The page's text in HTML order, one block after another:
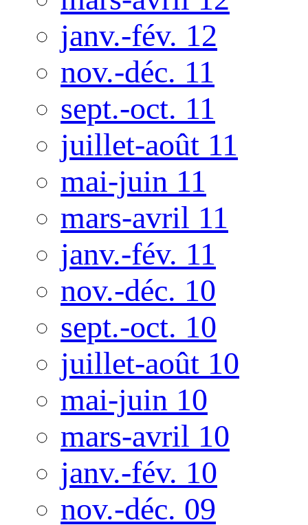
janv.-fév. 12
nov.-déc. 11
sept.-oct. 11
juillet-août 11
mai-juin 11
mars-avril 11
janv.-fév. 11
nov.-déc. 10
sept.-oct. 10
juillet-août 10
mai-juin 10
mars-avril 10
janv.-fév. 10
nov.-déc. 09